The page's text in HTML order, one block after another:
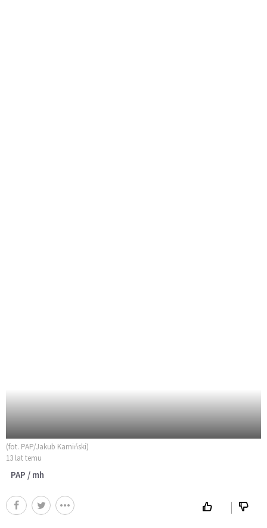
(fot. PAP/Jakub Kamiński)
13 lat temu
PAP / mh